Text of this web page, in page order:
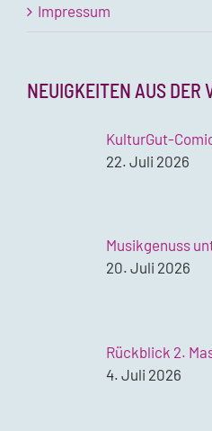
Impressum
NEUIGKEITEN AUS DER
KulturGut-
22. Juli 2026
Musikgenuss
20. Juli 2026
Rückblick 2.
4. Juli 2026